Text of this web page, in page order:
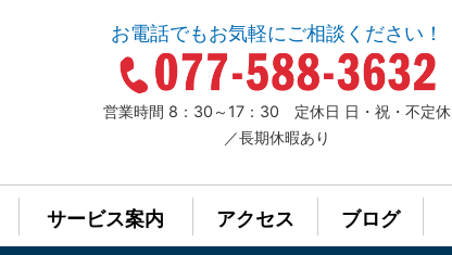
お電話でもお気軽にご相談ください！
営業時間 8：30～17：30 定休日 日・祝・不定休
／長期休暇あり
サービス案内 アクセス ブログ